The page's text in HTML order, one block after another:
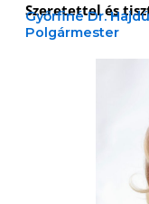
Szeretettel és
Győrfiné Dr.
Polgármester